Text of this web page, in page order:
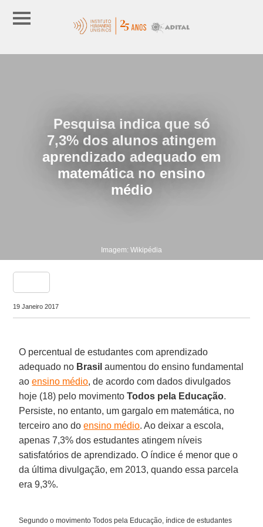
Pesquisa indica que só
7,3% dos alunos atingem
aprendizado adequado em
matemática no ensino
médio
Imagem: Wikipédia
19 Janeiro 2017
O percentual de estudantes com aprendizado
adequado no Brasil aumentou do ensino fundamental
aoensino médio, de acordo com dados divulgados
hoje (18) pelo movimentoTodos pela Educação.
Persiste, no entanto, um gargalo em matemática, no
terceiro ano doensino médio. Ao deixar a escola,
apenas 7,3% dos estudantes atingem níveis
satisfatórios de aprendizado. O índice é menor que o
da última divulgação, em 2013, quando essa parcela
era 9,3%.
Segundo o movimento Todos pela Educação, índice de estudantes